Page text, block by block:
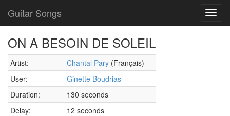
Guitar Songs
ON A BESOIN DE SOLEIL
Artist: Chantal Pary (Français)
User:
Ginette Boudrias
Duration:
130 seconds
Delay:
12 seconds